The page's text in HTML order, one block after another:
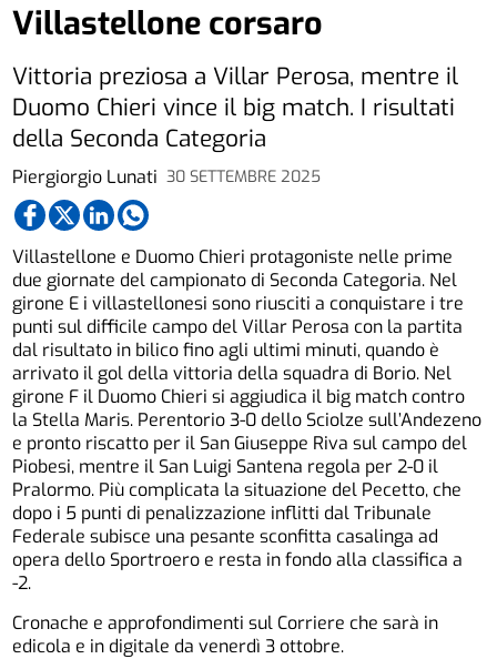
Piergiorgio Lunati 30 SETTEMBRE 2025
Villastellone corsaro
Vittoria preziosa a Villar Perosa, mentre il
Duomo Chieri vince il big match. I risultati
della Seconda Categoria
Villastellone e Duomo Chieri protagoniste nelle prime
due giornate del campionato di Seconda Categoria. Nel
girone E i villastellonesi sono riusciti a conquistare i tre
punti sul difficile campo del Villar Perosa con la partita
dal risultato in bilico fino agli ultimi minuti, quando è
arrivato il gol della vittoria della squadra di Borio. Nel
girone F il Duomo Chieri si aggiudica il big match contro
la Stella Maris. Perentorio 3-0 dello Sciolze sull’Andezeno
e pronto riscatto per il San Giuseppe Riva sul campo del
Piobesi, mentre il San Luigi Santena regola per 2-0 il
Pralormo. Più complicata la situazione del Pecetto, che
dopo i 5 punti di penalizzazione inflitti dal Tribunale
Federale subisce una pesante sconfitta casalinga ad
opera dello Sportroero e resta in fondo alla classifica a
-2.
Cronache e approfondimenti sul Corriere che sarà in
edicola e in digitale da venerdì 3 ottobre.